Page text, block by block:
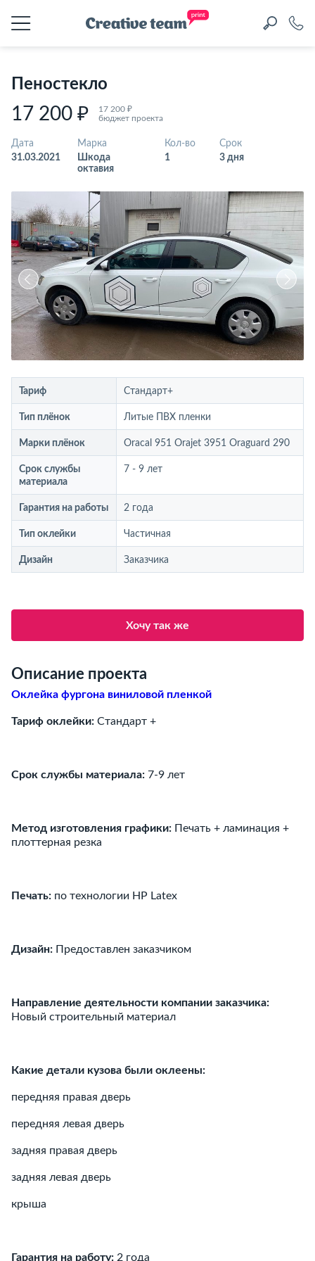
Пеностекло
17 200 ₽
17 200 ₽
бюджет проекта
Дата
31.03.2021
Марка
Шкода
октавия
Кол-во
1
Срок
3 дня
Тариф Стандарт+
Тип плёнок Литые ПВХ пленки
Марки плёнок Oracal 951 Orajet 3951 Oraguard 290
Срок службы
материала
7 - 9 лет
Гарантия на работы 2 года
Тип оклейки Частичная
Дизайн Заказчика
Хочу так же
Описание проекта
Оклейка фургона виниловой пленкой
Тариф оклейки: Стандарт +
Срок службы материала: 7-9 лет
Метод изготовления графики: Печать + ламинация +
плоттерная резка
Печать: по технологии HP Latex
Дизайн: Предоставлен заказчиком
Направление деятельности компании заказчика:
Новый строительный материал
Какие детали кузова были оклеены:
передняя правая дверь
передняя левая дверь
задняя правая дверь
задняя левая дверь
крыша
Гарантия на работу: 2 года